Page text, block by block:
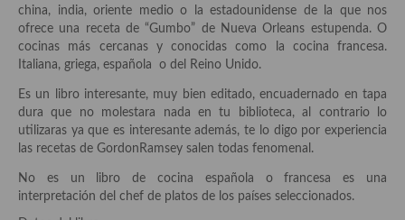
Bocadillos, hamburguesas, sándwich, emparedados, tostas y
Entrantes y primeros platos
Ensaladas
Entrantes
Quínoa
china, india, oriente medio o la estadounidense de la que nos
ofrece una receta de “Gumbo” de Nueva Orleans estupenda. O
cocinas más cercanas y conocidas como la cocina francesa.
Italiana, griega, española o del Reino Unido.
Es un libro interesante, muy bien editado, encuadernado en tapa
dura que no molestara nada en tu biblioteca, al contrario lo
utilizaras ya que es interesante además, te lo digo por experiencia
las recetas de GordonRamsey salen todas fenomenal.
No es un libro de cocina española o francesa es una
interpretación del chef de platos de los países seleccionados.